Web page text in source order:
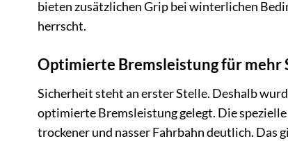
bieten zusätzlichen Grip bei winterlichen
herrscht.
Optimierte Bremsleistung für mehr
Sicherheit steht an erster Stelle. Deshalb
optimierte Bremsleistung gelegt. Die
trockener und nasser Fahrbahn deutlich. Das